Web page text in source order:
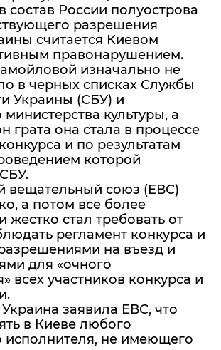
России полуострова
разрешения
считается Киевом
правонарушением.
изначально не
в черных списках Службы
Украины (СБУ) и
культуры, а
грата она стала в процессе
и по результатам
которой
вещательный союз (ЕВС)
а потом все более
жестко стал требовать от
регламент конкурса и
на въезд и
для «очного
всех участников конкурса и
заявила ЕВС, что
в Киеве любого
исполнителя, не имеющего